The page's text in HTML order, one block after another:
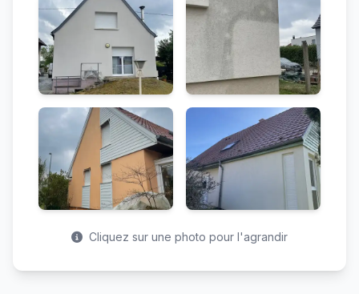
Cliquez sur une photo pour l'agrandir